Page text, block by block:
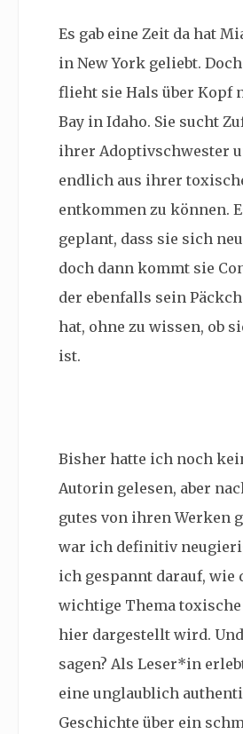
Es gab eine Zeit da hat
in New York geliebt.
flieht sie Hals über Kopf
Bay in Idaho. Sie sucht
ihrer Adoptivschwester
endlich aus ihrer
entkommen zu können.
geplant, dass sie sich
doch dann kommt sie
der ebenfalls sein
hat, ohne zu wissen, ob
ist.
Bisher hatte ich noch
Autorin gelesen, aber
gutes von ihren Werken
war ich definitiv
ich gespannt darauf, wie
wichtige Thema
hier dargestellt wird.
sagen? Als Leser*in
eine unglaublich
Geschichte über ein